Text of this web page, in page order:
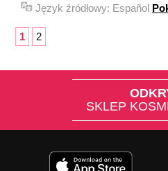
Język źródłowy: Español
1 2
SKLEP